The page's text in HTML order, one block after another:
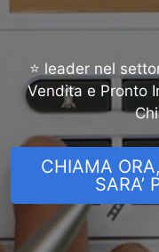
⭐ leader nel
Vendita e Pronto
CHIAMA
SARA’